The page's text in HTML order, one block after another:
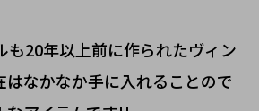
も20年以上前に作られたヴィン
はなかなか手に入れることので